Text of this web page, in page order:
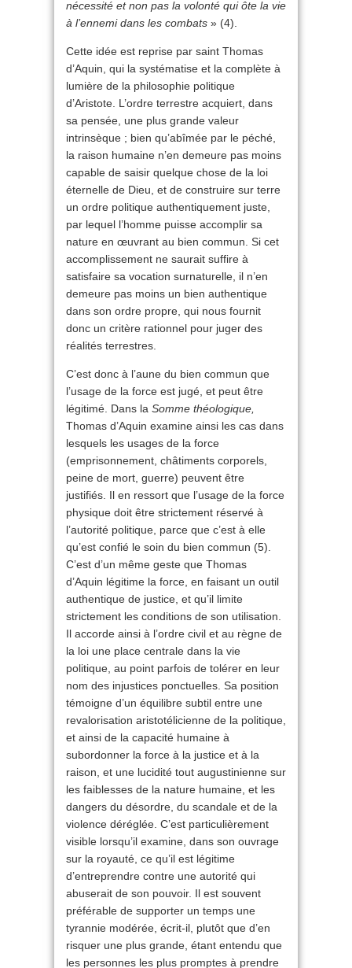
nécessité et non pas la volonté qui ôte la vie
à l’ennemi dans les combats » (4).
Cette idée est reprise par saint Thomas
d’Aquin, qui la systématise et la complète à
lumière de la philosophie politique
d’Aristote. L’ordre terrestre acquiert, dans
sa pensée, une plus grande valeur
intrinsèque ; bien qu’abîmée par le péché,
la raison humaine n’en demeure pas moins
capable de saisir quelque chose de la loi
éternelle de Dieu, et de construire sur terre
un ordre politique authentiquement juste,
par lequel l’homme puisse accomplir sa
nature en œuvrant au bien commun. Si cet
accomplissement ne saurait suffire à
satisfaire sa vocation surnaturelle, il n’en
demeure pas moins un bien authentique
dans son ordre propre, qui nous fournit
donc un critère rationnel pour juger des
réalités terrestres.
C’est donc à l’aune du bien commun que
l’usage de la force est jugé, et peut être
légitimé. Dans la Somme théologique,
Thomas d’Aquin examine ainsi les cas dans
lesquels les usages de la force
(emprisonnement, châtiments corporels,
peine de mort, guerre) peuvent être
justifiés. Il en ressort que l’usage de la force
physique doit être strictement réservé à
l’autorité politique, parce que c’est à elle
qu’est confié le soin du bien commun (5).
C’est d’un même geste que Thomas
d’Aquin légitime la force, en faisant un outil
authentique de justice, et qu’il limite
strictement les conditions de son utilisation.
Il accorde ainsi à l’ordre civil et au règne de
la loi une place centrale dans la vie
politique, au point parfois de tolérer en leur
nom des injustices ponctuelles. Sa position
témoigne d’un équilibre subtil entre une
revalorisation aristotélicienne de la politique,
et ainsi de la capacité humaine à
subordonner la force à la justice et à la
raison, et une lucidité tout augustinienne sur
les faiblesses de la nature humaine, et les
dangers du désordre, du scandale et de la
violence déréglée. C’est particulièrement
visible lorsqu’il examine, dans son ouvrage
sur la royauté, ce qu’il est légitime
d’entreprendre contre une autorité qui
abuserait de son pouvoir. Il est souvent
préférable de supporter un temps une
tyrannie modérée, écrit-il, plutôt que d’en
risquer une plus grande, étant entendu que
les personnes les plus promptes à prendre